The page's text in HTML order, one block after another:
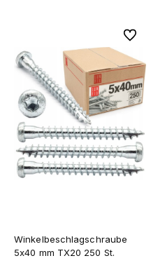
Winkelbeschlagschraube
5x40 mm TX20 250 St.
Zu